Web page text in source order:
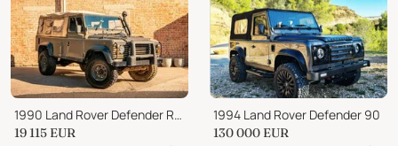
1990 Land Rover Defender Rare 110 V8 manual
19 115 EUR
1994 Land Rover Defender 90
130 000 EUR